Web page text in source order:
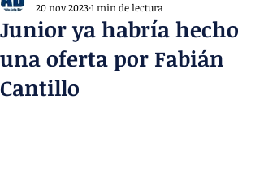
Junior ya habría hecho
una oferta por Fabián
Cantillo
20 nov 20231 min de lectura